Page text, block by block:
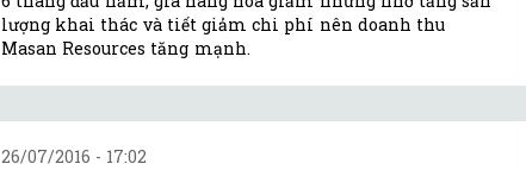
lượng khai thác và tiết giảm chi phí nên doanh thu
Masan Resources tăng mạnh.
26/07/2016 - 17:02